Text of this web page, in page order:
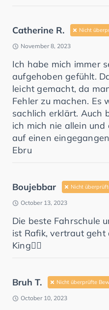
Catherine R. Nicht
November 8, 2023
Ich habe mich immer
aufgehoben gefühlt.
leicht gemacht, da
Fehler zu machen. Es
sachlich erklärt. Auch
ich mich nie allein
auf einen
Ebru
Boujebbar Nicht
October 13, 2023
Die beste Fahrschule
ist Rafik, vertraut geht
King✍🏽
Bruh T. Nicht überprüfte
October 10, 2023